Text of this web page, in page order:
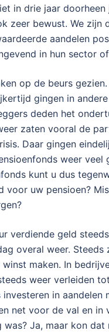
in drie jaar doorheen
zeer bewust. We zijn
aandelen
in hun sector
op de beurs
gingen in andere
deden het
zaten vooral de
Daar gingen
weer veel
kunt u dus
uw pensioen?
verdiende geld
overal weer.
maken. In
weer verleiden
in aandelen
net voor de val en in
Ja, maar kon